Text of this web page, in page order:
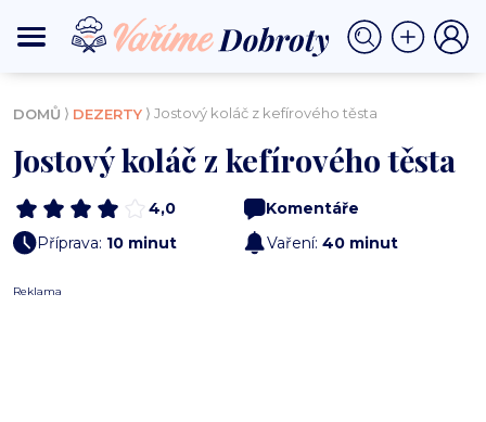
DOMŮ ⟩ DEZERTY ⟩ Jostový koláč z kefírového těsta
Jostový koláč z kefírového těsta
4,0
Komentáře
Příprava: 10 minut Vaření: 40 minut
Reklama